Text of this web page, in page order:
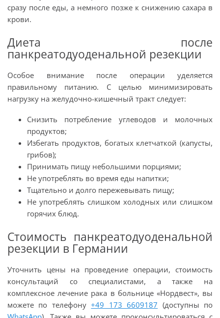
сразу после еды, а немного позже к снижению сахара в
крови.
Диета после
панкреатодуоденальной резекции
Особое внимание после операции уделяется
правильному питанию. С целью минимизировать
нагрузку на желудочно-кишечный тракт следует:
Снизить потребление углеводов и молочных
продуктов;
Избегать продуктов, богатых клетчаткой (капусты,
грибов);
Принимать пищу небольшими порциями;
Не употреблять во время еды напитки;
Тщательно и долго пережевывать пищу;
Не употреблять слишком холодных или слишком
горячих блюд.
Стоимость панкреатодуоденальной
резекции в Германии
Уточнить цены на проведение операции, стоимость
консультаций со специалистами, а также на
комплексное лечение рака в больнице «Нордвест», вы
можете по телефону+49 173 6609187 (доступны по